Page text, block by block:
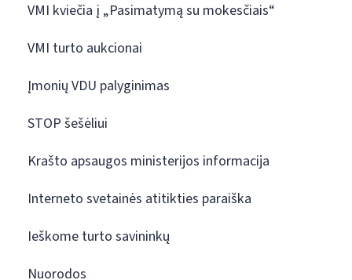
VMI kviečia į „Pasimatymą su mokesčiais“
VMI turto aukcionai
Įmonių VDU palyginimas
STOP šešėliui
Krašto apsaugos ministerijos informacija
Interneto svetainės atitikties paraiška
Ieškome turto savininkų
Nuorodos